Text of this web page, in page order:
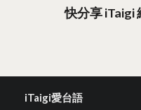
快分享 iTaigi
iTaigi愛台語